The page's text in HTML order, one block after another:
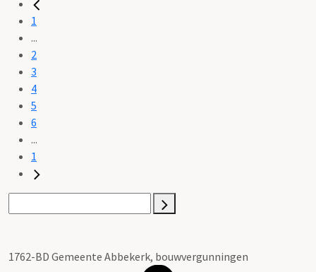
1
...
2
3
4
5
6
...
1
1762-BD Gemeente Abbekerk, bouwvergunningen